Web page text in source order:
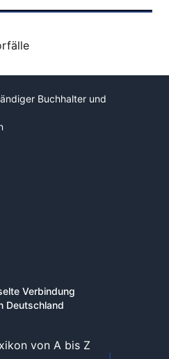
Buchhalter und
Verbindung
Deutschland
von A bis Z